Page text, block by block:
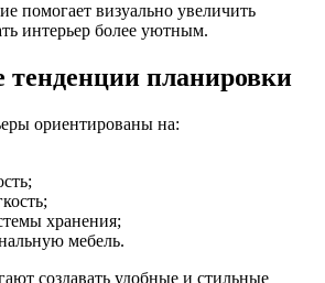
помогает визуально увеличить
интерьер более уютным.
планировки
ориентированы на:
хранения;
мебель.
создавать удобные и стильные